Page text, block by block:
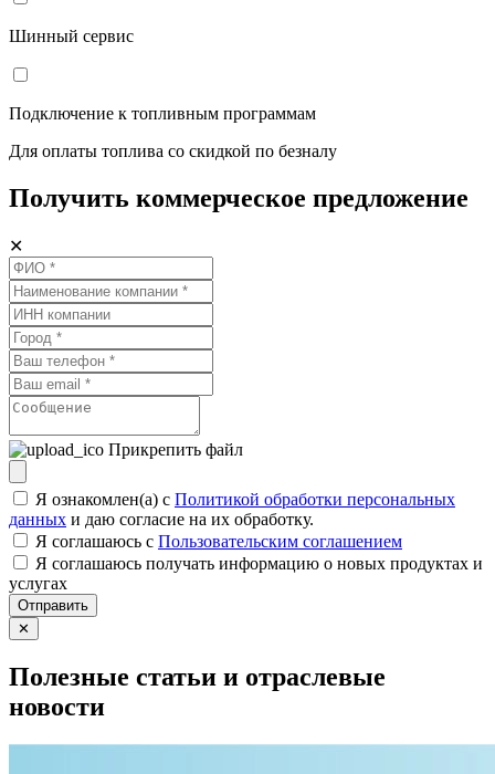
Шинный сервис
Подключение к топливным программам
Для оплаты топлива со скидкой по безналу
Получить коммерческое предложение
✕
Прикрепить файл
Я ознакомлен(а) с Политикой обработки персональных
данных и даю согласие на их обработку.
Я соглашаюсь c Пользовательским соглашением
Я соглашаюсь получать информацию о новых продуктах и
услугах
Отправить
✕
Полезные статьи и отраслевые
новости